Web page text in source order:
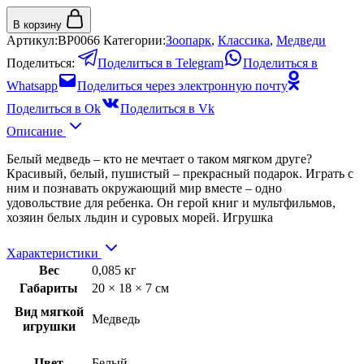
В корзину
Артикул:BP0066 Категории:Зоопарк, Классика, Медведи
Поделиться:
Поделиться в Telegram
Поделиться в
Whatsapp
Поделиться через электронную почту
Поделиться в Ok
Поделиться в Vk
Описание
Белый медведь – кто не мечтает о таком мягком друге?
Красивый, белый, пушистый – прекрасный подарок. Играть с
ним и познавать окружающий мир вместе – одно
удовольствие для ребенка. Он герой книг и мультфильмов,
хозяин белых льдин и суровых морей. Игрушка
Характеристики
Вес
0,085 кг
Габариты
20 × 18 × 7 см
Вид мягкой
игрушки
Медведь